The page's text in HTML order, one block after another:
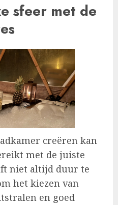
sfeer met de
creëren kan
met de juiste
niet altijd duur te
het kiezen van
en goed